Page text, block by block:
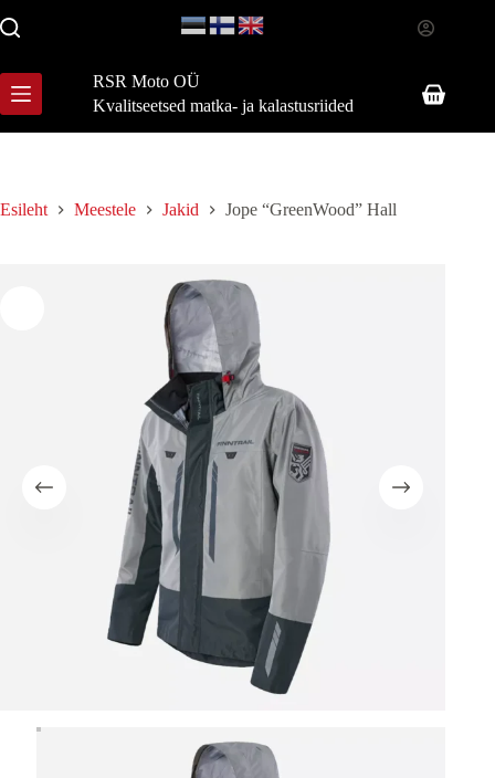
to
RSR Moto OÜ
Kvalitseetsed matka- ja kalastusriided
Shopping
Esileht Meestele Jakid Jope “GreenWood” Hall